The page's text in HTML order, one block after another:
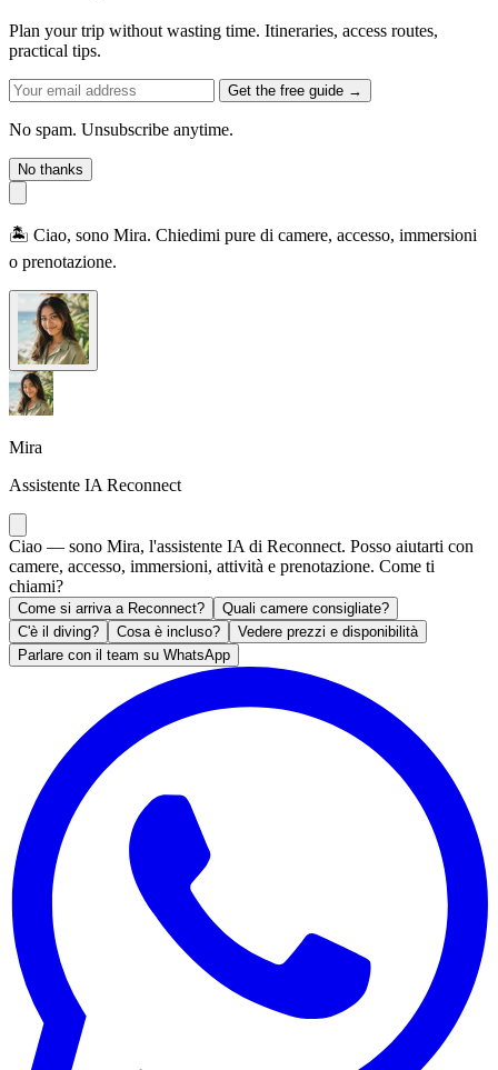
Plan your trip without wasting time. Itineraries, access routes,
practical tips.
Get the free guide →
No spam. Unsubscribe anytime.
No thanks
🏝️ Ciao, sono Mira. Chiedimi pure di camere, accesso, immersioni
o prenotazione.
Mira
Assistente IA Reconnect
Ciao — sono Mira, l'assistente IA di Reconnect. Posso aiutarti con
camere, accesso, immersioni, attività e prenotazione. Come ti
chiami?
Come si arriva a Reconnect?
Quali camere consigliate?
C'è il diving?
Cosa è incluso?
Vedere prezzi e disponibilità
Parlare con il team su WhatsApp